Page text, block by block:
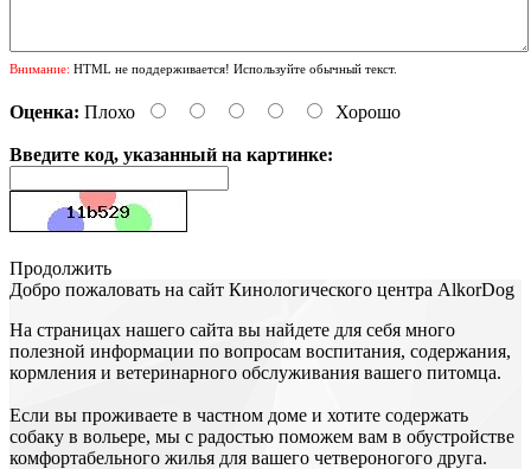
Внимание: HTML не поддерживается! Используйте обычный текст.
Оценка: Плохо Хорошо
Введите код, указанный на картинке:
Продолжить
Добро пожаловать на сайт Кинологического центра АlkorDog
На страницах нашего сайта вы найдете для себя много
полезной информации по вопросам воспитания, содержания,
кормления и ветеринарного обслуживания вашего питомца.
Если вы проживаете в частном доме и хотите содержать
собаку в вольере, мы с радостью поможем вам в обустройстве
комфортабельного жилья для вашего четвероногого друга.